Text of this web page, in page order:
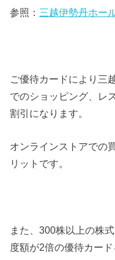
参照： 三越伊勢丹ホー
ご優待カードにより三
でのショッピング、レ
割引になります。
オンラインストアでの
リットです。
また、300株以上の株
度額が2倍の優待カー